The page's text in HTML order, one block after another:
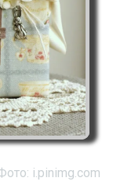
i.pinimg.com